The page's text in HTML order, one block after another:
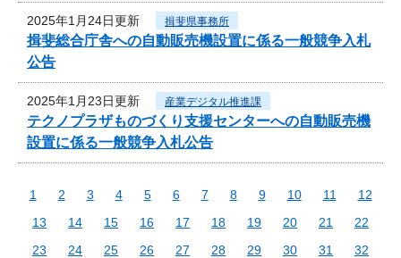
2025年1月24日更新 揖斐県事務所
揖斐総合庁舎への自動販売機設置に係る一般競争入札
公告
2025年1月23日更新 産業デジタル推進課
テクノプラザものづくり支援センターへの自動販売機
設置に係る一般競争入札公告
1 2 3 4 5 6 7 8 9 10 11
12
13
14 15 16 17 18 19 20 21
22
23
24 25 26 27 28 29 30 31
32